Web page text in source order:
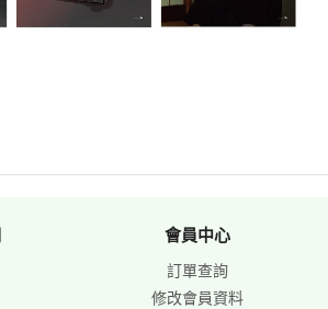
會員中心
訂單查詢
修改會員資料